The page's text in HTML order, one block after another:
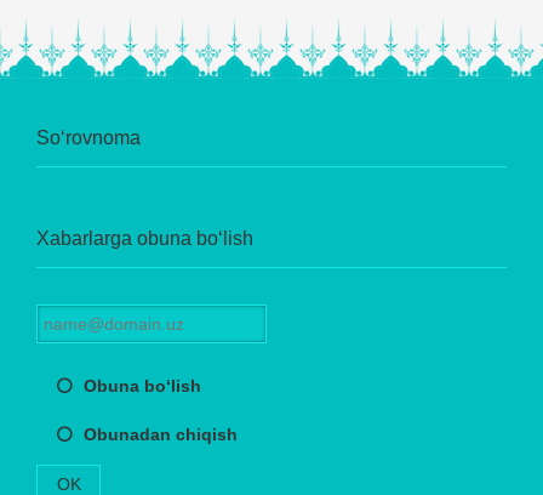
So‘rovnoma
Xabarlarga obuna bo‘lish
Obuna bo‘lish
Obunadan chiqish
OK